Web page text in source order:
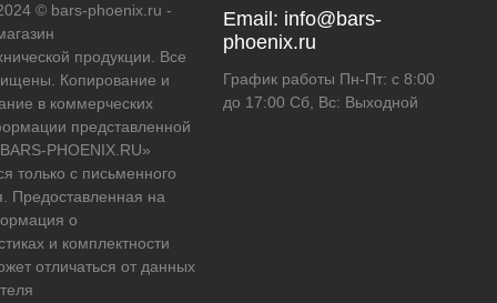
© bars-phoenix.ru -
продукции. Все
Копирование и
в коммерческих
представленной
PHOENIX.RU»
только с письменного
Предоставленная на
о
и комплектности
отличаться от данных
Email: info@bars-
phoenix.ru
График работы Пн-Пт: с 8:00
до 17:00 Сб, Вс: Выходной